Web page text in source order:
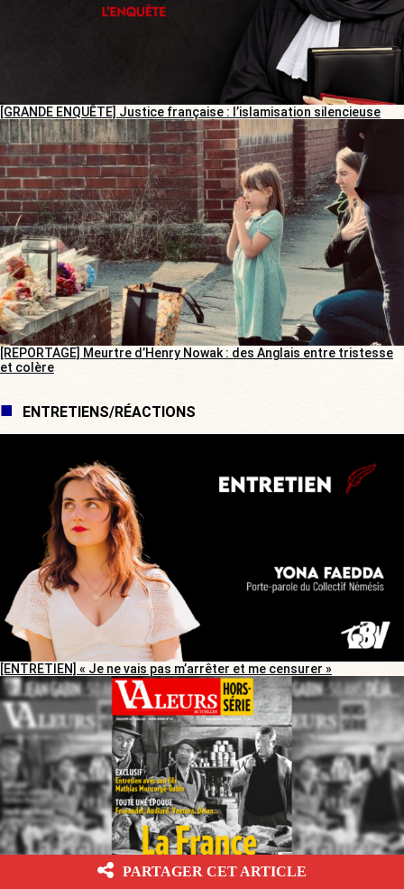
[GRANDE ENQUÊTE] Justice française : l’islamisation silencieuse
[REPORTAGE] Meurtre d’Henry Nowak : des Anglais entre tristesse
et colère
ENTRETIENS/RÉACTIONS
[ENTRETIEN] « Je ne vais pas m’arrêter et me censurer »
PARTAGER CET ARTICLE